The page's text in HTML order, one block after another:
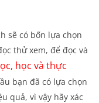
sẽ có bốn lựa chọn
thử xem, để đọc và
học và thực
bạn đã có lựa chọn
quả, vì vậy hãy xác